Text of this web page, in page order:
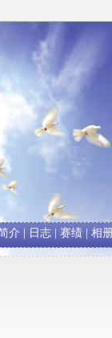
介 日志| 赛绩| 相